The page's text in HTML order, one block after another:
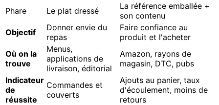
Phare
Le plat dressé
La référence emballée +
son contenu
Objectif
Donner envie du
repas
Faire confiance au
produit et l'acheter
Où on la
trouve
Menus,
applications de
livraison, éditorial
Amazon, rayons de
magasin, DTC, pubs
Indicateur
de
réussite
Commandes et
couverts
Ajouts au panier, taux
d'écoulement, moins de
retours